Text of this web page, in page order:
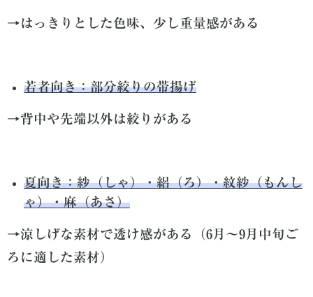
→はっきりとした色味、少し重量感がある
若者向き：部分絞りの帯揚げ
→背中や先端以外は絞りがある
夏向き：紗（しゃ）・絽（ろ）・紋紗（もんし
ゃ）・麻（あさ）
→涼しげな素材で透け感がある（6月〜9月中旬ご
ろに適した素材）